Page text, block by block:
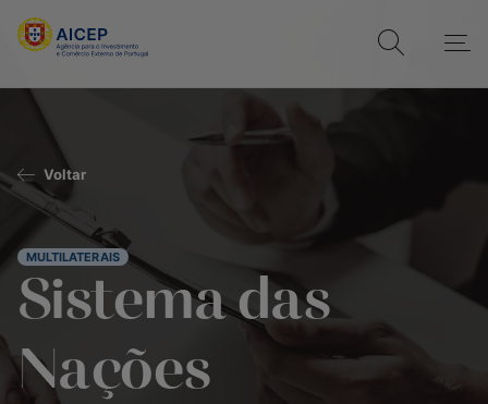
Voltar
MULTILATERAIS
Sistema das
Nações